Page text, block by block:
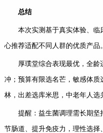
总结
本次实测基于真实体验、
心推荐适配不同人群的优质产品。
厚璞堂综合表现最优，全
冲；预算有限选名芒，敏感体
林，出差选库米思，中老年人选
提醒：益生菌调理需长期坚
节肠道、提升免疫力，理性选